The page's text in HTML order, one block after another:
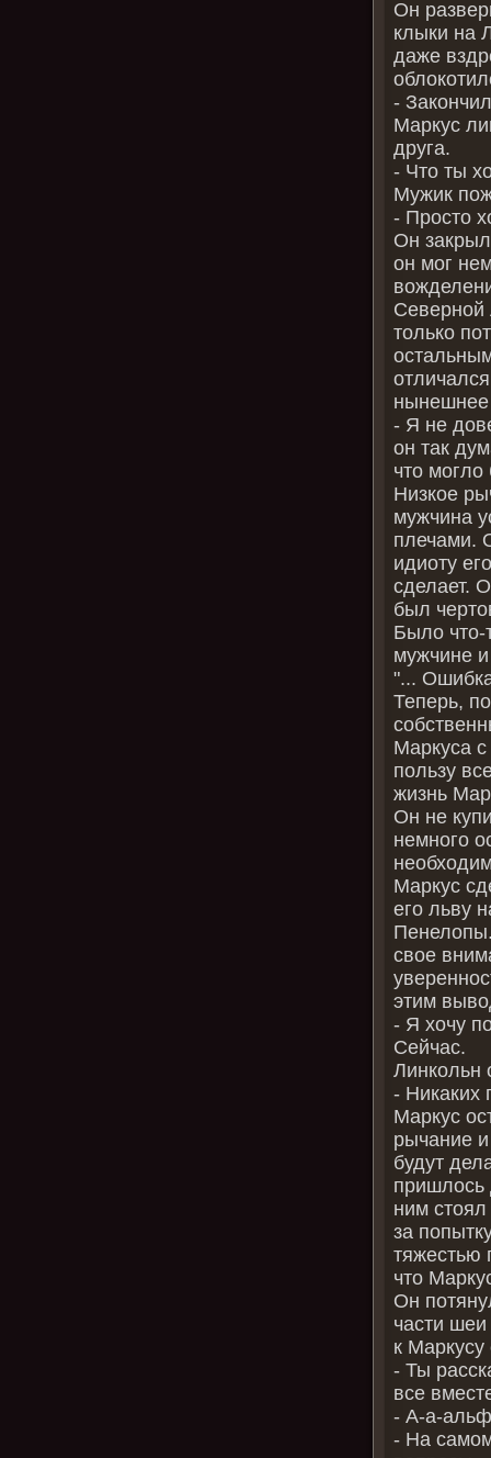
Он
клыки на
даже
‑
Маркус
друга.
‑ Что ты
Мужик
‑ Просто
Он закрыл
он мог
Северной
только
нынешнее
‑ Я не
он так
что
Низкое
мужчина
плечами.
идиоту
сделает.
был
Было
мужчине
"...
Теперь,
Маркуса
пользу
жизнь
Он не
немного
Маркус
его льву
свое
этим
‑ Я хочу
Сейчас.
Линкольн
‑ Никаких
Маркус
рычание
будут
пришлось
ним
за
тяжестью
что
Он
части
к
‑ Ты
все
‑
‑ На